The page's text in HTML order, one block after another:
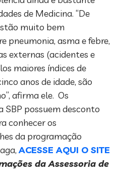
de Medicina. “De
muito bem
pneumonia, asma e febre,
externas (acidentes e
maiores índices de
anos de idade, são
afirma ele. Os
SBP possuem desconto
conhecer os
da programação
ACESSE AQUI O SITE
da Assessoria de